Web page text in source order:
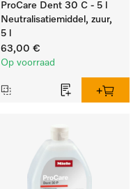
ProCare Dent 30 C - 5 l
Neutralisatiemiddel, zuur,
5 l
63,00 €
Op voorraad